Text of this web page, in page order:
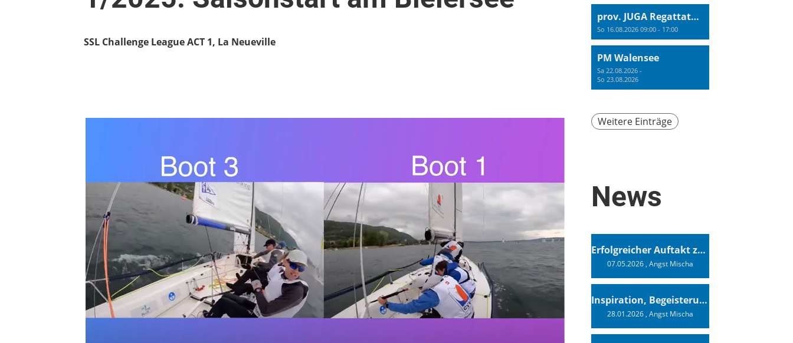
SSL Challenge League ACT 1, La Neueville
prov. JUGA Regattatraining
So 16.08.2026 09:00 - 17:00
PM Walensee
Sa 22.08.2026 -
So 23.08.2026
Weitere Einträge
News
Erfolgreicher Auftakt zur Swiss Sailing Challenge League 2026
07.05.2026, Angst Mischa
Inspiration, Begeisterung - Ein Vortrag von Vendée-Globe-Finisher Oliver Heer
28.01.2026, Angst Mischa